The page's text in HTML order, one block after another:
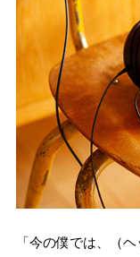
「今の僕では、（